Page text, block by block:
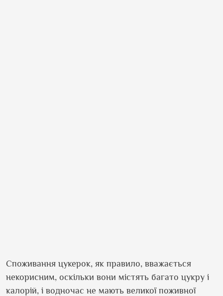
Споживання цукерок, як правило, вважається
некорисним, оскільки вони містять багато цукру і
калорій, і водночас не мають великої поживної